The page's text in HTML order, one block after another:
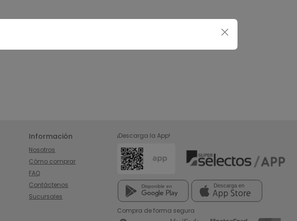
Información
Nosotros
Cómo comprar
FAQ
Contáctenos
Sucursales
¡Descarga la App!
Compra de forma segura